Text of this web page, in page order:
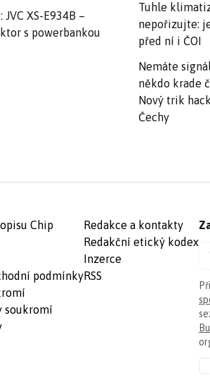
JVC XS-E934B –
s powerbankou
Tuhle
nepořizujte:
před ní i ČOI
Nemáte
někdo krade
Nový trik
Čechy
Chip
podmínky
soukromí
Redakce a kontakty
Redakční etický kodex
Inzerce
RSS